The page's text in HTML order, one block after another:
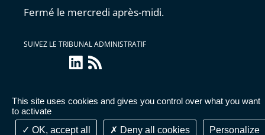
This site uses cookies and gives you control over what you want
to activate
OK, accept all
Deny all cookies Personalize
Fermé le mercredi après-midi.
SUIVEZ LE TRIBUNAL ADMINISTRATIF
linkedin
Flux
RSS
Accessibilité : partiellement conforme
légales|Cookies Données personnelles